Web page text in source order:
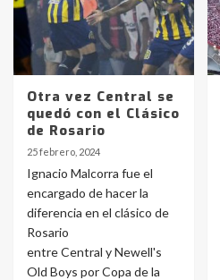
Otra vez Central se
quedó con el Clásico
de Rosario
25 febrero, 2024
Ignacio Malcorra fue el
encargado de hacer la
diferencia en el clásico de
Rosario
entre Central y Newell's
Old Boys por Copa de la